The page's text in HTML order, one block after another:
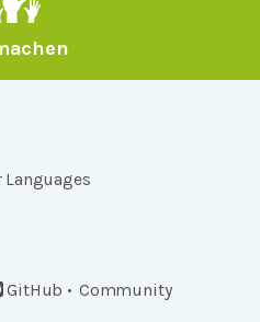
Languages
GitHub Community